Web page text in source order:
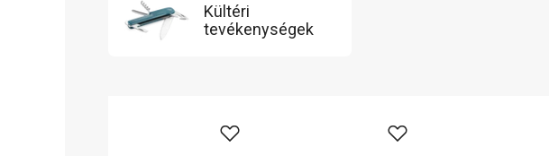
Kültéri
tevékenységek